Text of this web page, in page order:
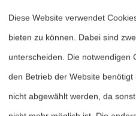
Heftarchiv
Diese Website verwendet
bieten zu können. Dabei sind
unterscheiden. Die notwendigen
den Betrieb der Website
nicht abgewählt werden, da